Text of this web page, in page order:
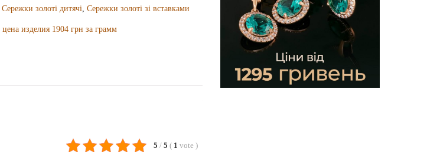
Сережки золоті дитячі Сережки золоті зі вставками
цена изделия 1904 грн за грамм
5 / 5 ( 1 vote )